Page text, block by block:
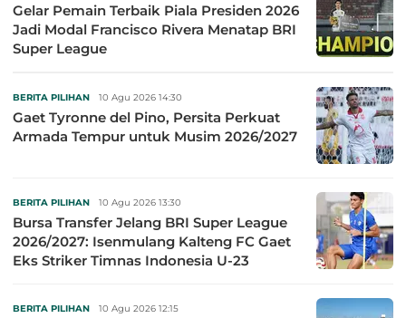
Gelar Pemain Terbaik Piala Presiden 2026
Jadi Modal Francisco Rivera Menatap BRI
Super League
BERITA PILIHAN 10 Agu 2026 14:30
Gaet Tyronne del Pino, Persita Perkuat
Armada Tempur untuk Musim 2026/2027
BERITA PILIHAN 10 Agu 2026 13:30
Bursa Transfer Jelang BRI Super League
2026/2027: Isenmulang Kalteng FC Gaet
Eks Striker Timnas Indonesia U-23
BERITA PILIHAN 10 Agu 2026 12:15